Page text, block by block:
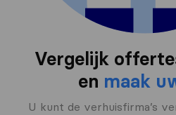
Vergelijk
en maak
U kunt de verhuisfirma’s